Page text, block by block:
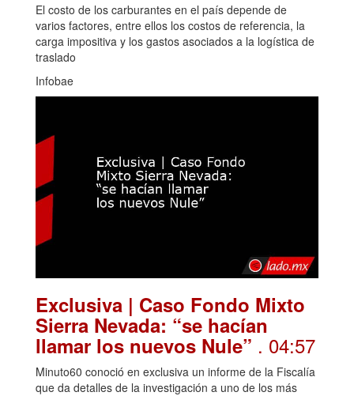
El costo de los carburantes en el país depende de
varios factores, entre ellos los costos de referencia, la
carga impositiva y los gastos asociados a la logística de
traslado
Infobae
Exclusiva | Caso Fondo Mixto
Sierra Nevada: “se hacían
llamar los nuevos Nule” . 04:57
Minuto60 conoció en exclusiva un informe de la Fiscalía
que da detalles de la investigación a uno de los más